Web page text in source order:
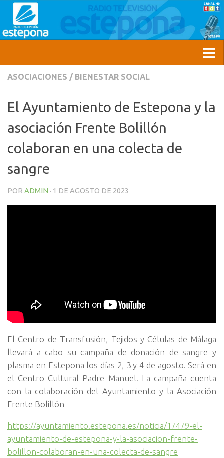
ASOCIACIONES / BIENESTAR SOCIAL
El Ayuntamiento de Estepona y la
asociación Frente Bolillón
colaboran en una colecta de
sangre
POR ADMIN · 1 DE AGOSTO DE 2023
El Centro de Transfusión, Tejidos y Células de Málaga
llevará a cabo su campaña de donación de sangre y
plasma en Estepona los días 2, 3 y 4 de agosto. Será en
el Centro Cultural Padre Manuel. La campaña cuenta
con la colaboración del Ayuntamiento y la Asociación
Frente Bolillón
https://ayuntamiento.estepona.es/noticia/17479-el-
ayuntamiento-de-estepona-y-la-asociacion-frente-
bolillon-colaboran-en-una-colecta-de-sangre